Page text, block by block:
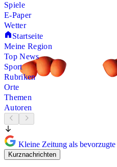
Spiele
E-Paper
Wetter
Startseite
Meine Region
Top News
Sport
Rubriken
Orte
Themen
Autoren
Kleine Zeitung als
Kurznachrichten